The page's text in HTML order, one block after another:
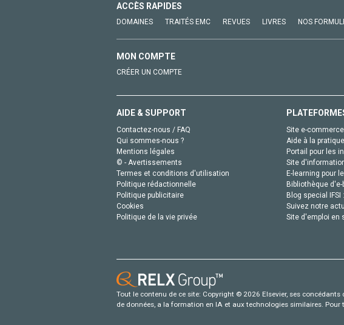
ACCÈS RAPIDES
DOMAINES TRAITÉS EMC REVUES LIVRES NOS
MON COMPTE
CRÉER UN COMPTE
AIDE & SUPPORT
Contactez-nous / FAQ
Qui sommes-nous ?
Mentions légales
© - Avertissements
Termes et conditions d'utilisation
Politique rédactionnelle
Politique publicitaire
Cookies
Politique de la vie privée
Site e-
Aide à la
Portail pour les
Site
E-learning pour
Bibliothèque
Blog special IFSI :
Suivez notre
Site d'emploi en
Tout le contenu de ce site: Copyright © 2026 Elsevier, ses
de données, a la formation en IA et aux technologies similaires.